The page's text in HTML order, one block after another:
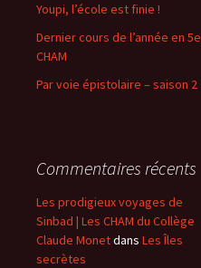
Youpi, l’école est finie !
Dernier cours de l’année en 5e
CHAM
Par voie épistolaire – saison 2
Commentaires récents
Les prodigieux voyages de
Sinbad | Les CHAM du Collège
Claude Monetdans Les Îles
secrètes